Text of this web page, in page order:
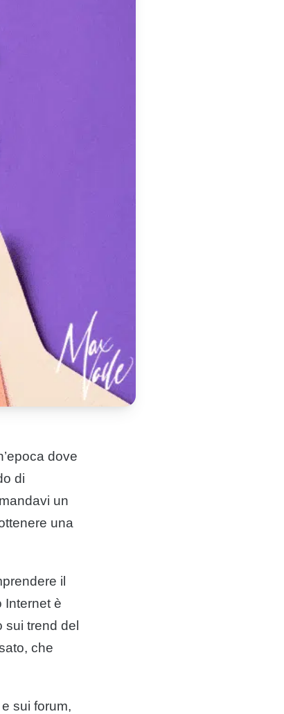
dove
di
un
una
il
Internet è
sui trend del
che
sui forum,